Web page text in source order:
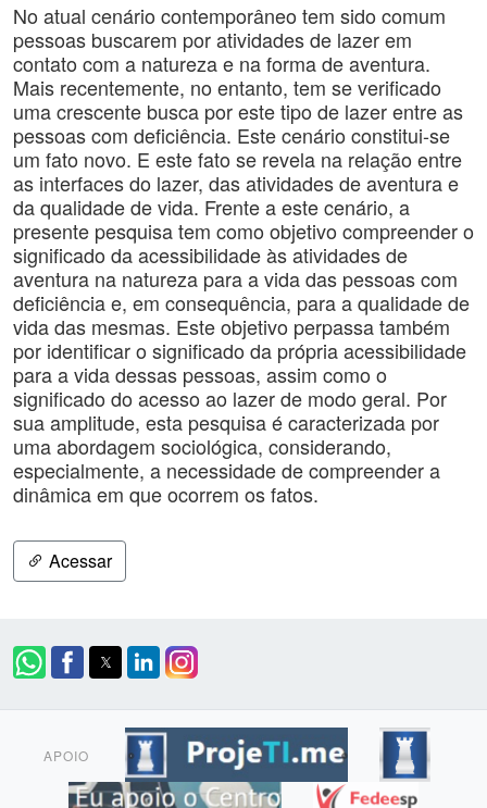
No atual cenário contemporâneo tem sido comum
pessoas buscarem por atividades de lazer em
contato com a natureza e na forma de aventura.
Mais recentemente, no entanto, tem se verificado
uma crescente busca por este tipo de lazer entre as
pessoas com deficiência. Este cenário constitui-se
um fato novo. E este fato se revela na relação entre
as interfaces do lazer, das atividades de aventura e
da qualidade de vida. Frente a este cenário, a
presente pesquisa tem como objetivo compreender o
significado da acessibilidade às atividades de
aventura na natureza para a vida das pessoas com
deficiência e, em consequência, para a qualidade de
vida das mesmas. Este objetivo perpassa também
por identificar o significado da própria acessibilidade
para a vida dessas pessoas, assim como o
significado do acesso ao lazer de modo geral. Por
sua amplitude, esta pesquisa é caracterizada por
uma abordagem sociológica, considerando,
especialmente, a necessidade de compreender a
dinâmica em que ocorrem os fatos.
Acessar
APOIO